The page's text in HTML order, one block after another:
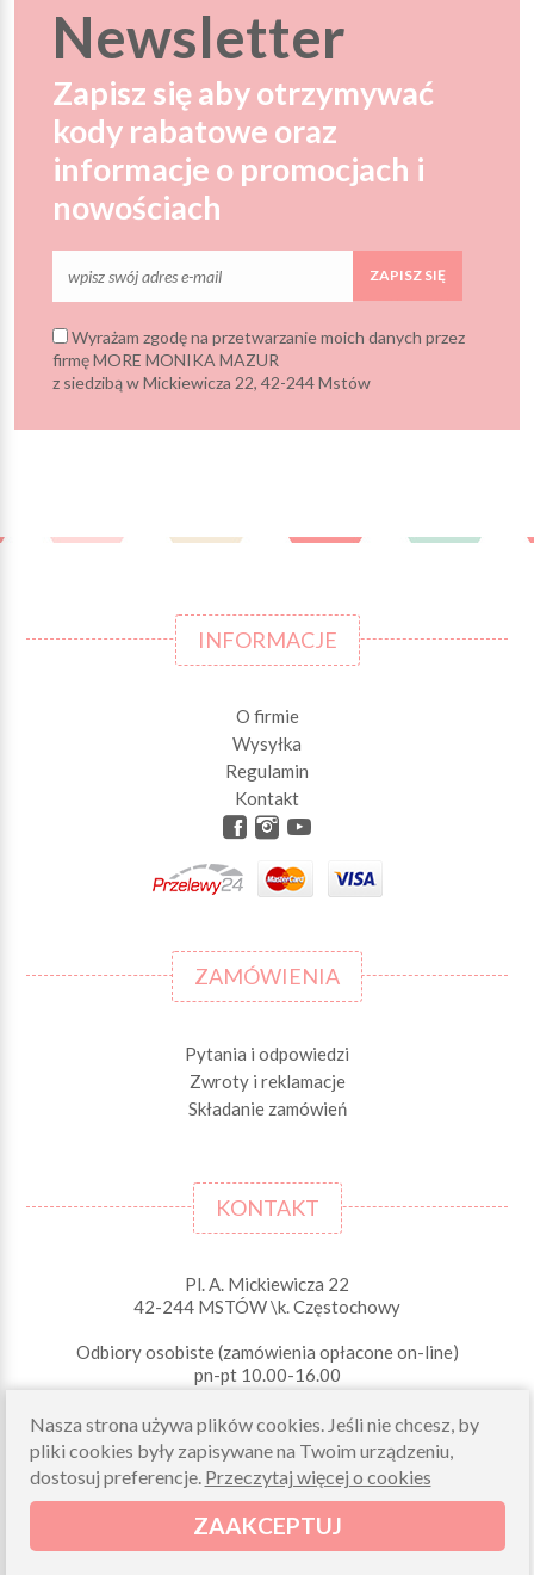
Newsletter
Zapisz się aby otrzymywać
kody rabatowe oraz
informacje o promocjach i
nowościach
ZAPISZ SIĘ
Wyrażam zgodę na przetwarzanie moich danych przez
firmę MORE MONIKA MAZUR
z siedzibą w Mickiewicza 22, 42-244 Mstów
INFORMACJE
O firmie
Wysyłka
Regulamin
Kontakt
ZAMÓWIENIA
Pytania i odpowiedzi
Zwroty i reklamacje
Składanie zamówień
KONTAKT
Pl. A. Mickiewicza 22
42-244 MSTÓW \k. Częstochowy
Odbiory osobiste (zamówienia opłacone on-line)
pn-pt 10.00-16.00
+48 34 506 50 60
+48 34 506 50 70
NIP 573 262 56 01
Nasza strona używa plików cookies. Jeśli nie chcesz, by
pliki cookies były zapisywane na Twoim urządzeniu,
dostosuj preferencje. Przeczytaj więcej o cookies
ZAAKCEPTUJ